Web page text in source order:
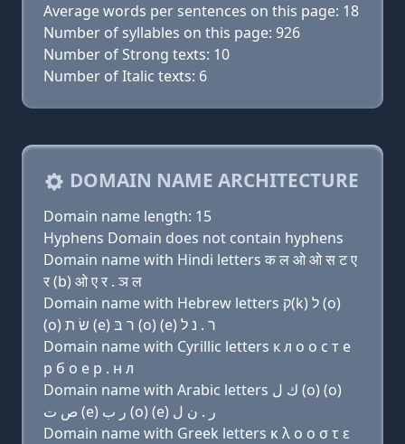
Average words per sentences on this page: 18
Number of syllables on this page: 926
Number of Strong texts: 10
Number of Italic texts: 6
DOMAIN NAME ARCHITECTURE
Domain name length: 15
Hyphens Domain does not contain hyphens
Domain name with Hindi letters क ल ओ ओ स ट ए
र (b) ओ ए र . ञ ल
Domain name with Hebrew letters ק(k) ל (ο)
(ο) שׂ ת (e) ר בּ (ο) (e) ר . נ ל
Domain name with Cyrillic letters к л о о с т e
р б о e р . н л
Domain name with Arabic letters ﻙ ﻝ (o) (o)
ﺹ ﺕ (e) ﺭ ﺏ (o) (e) ﺭ . ﻥ ﻝ
Domain name with Greek letters κ λ ο ο σ τ ε